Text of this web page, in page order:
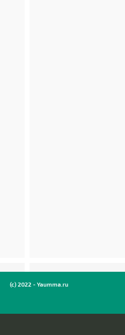
(c) 2022 - Yaumma.ru